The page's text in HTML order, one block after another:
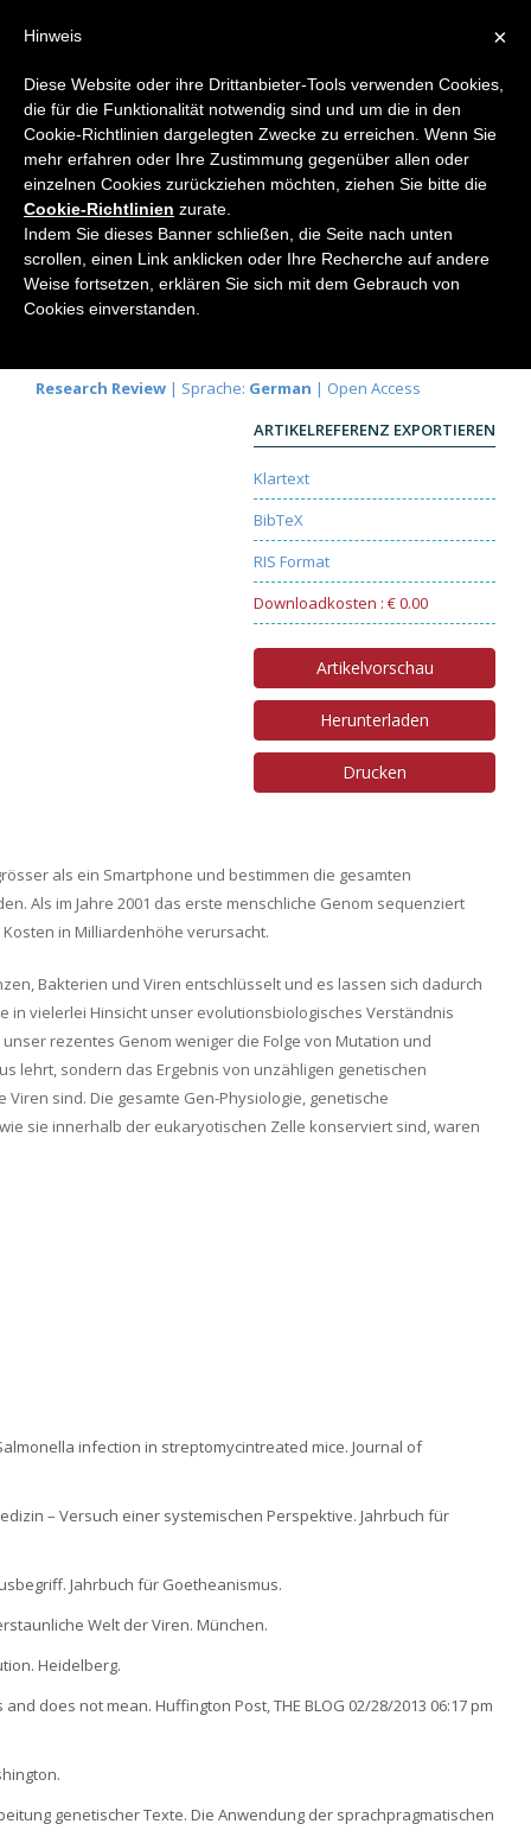
Home
Unser Erbgut ist aus Viren
aufgebaut
Thomas Hardtmuth
Research Review | Sprache: German | Open Access
ARTIKELREFERENZ EXPORTIEREN
Klartext
BibTeX
RIS Format
Downloadkosten : € 0.00
Artikelvorschau
Herunterladen
Drucken
als ein Smartphone und bestimmen die gesamten
Als im Jahre 2001 das erste menschliche Genom sequenziert
in Milliardenhöhe verursacht.
Bakterien und Viren entschlüsselt und es lassen sich dadurch
in vielerlei Hinsicht unser evolutionsbiologisches Verständnis
rezentes Genom weniger die Folge von Mutation und
lehrt, sondern das Ergebnis von unzähligen genetischen
sind. Die gesamte Gen-Physiologie, genetische
sie innerhalb der eukaryotischen Zelle konserviert sind, waren
infection in streptomycintreated mice. Journal of
– Versuch einer systemischen Perspektive. Jahrbuch für
Jahrbuch für Goetheanismus.
Welt der Viren. München.
Heidelberg.
does not mean. Huffington Post, THE BLOG 02/28/2013 06:17 pm
genetischer Texte. Die Anwendung der sprachpragmatischen
×
Hinweis
Diese Website oder ihre Drittanbieter-Tools verwenden Cookies,
die für die Funktionalität notwendig sind und um die in den
Cookie-Richtlinien dargelegten Zwecke zu erreichen. Wenn Sie
mehr erfahren oder Ihre Zustimmung gegenüber allen oder
einzelnen Cookies zurückziehen möchten, ziehen Sie bitte die
Cookie-Richtlinien zurate.
Indem Sie dieses Banner schließen, die Seite nach unten
scrollen, einen Link anklicken oder Ihre Recherche auf andere
Weise fortsetzen, erklären Sie sich mit dem Gebrauch von
Cookies einverstanden.